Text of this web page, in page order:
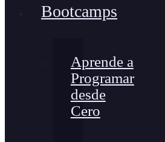
Bootcamps
Aprende a
Programar
desde
Cero